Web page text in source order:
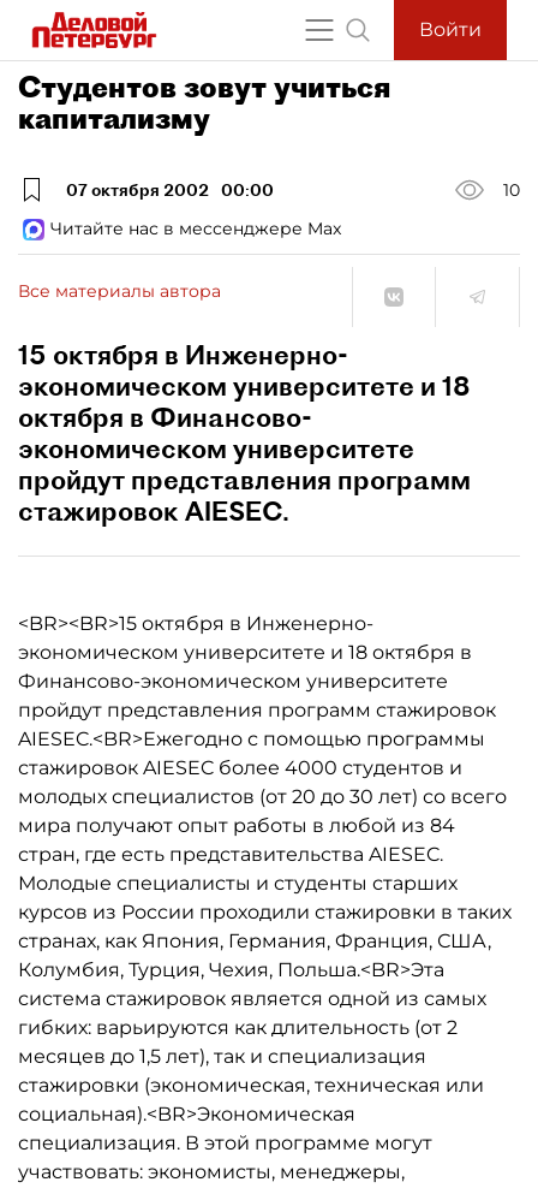
Войти
Студентов зовут учиться
капитализму
07 октября 2002 00:00
10
Читайте нас в мессенджере Max
Все материалы автора
15 октября в Инженерно-
экономическом университете и 18
октября в Финансово-
экономическом университете
пройдут представления программ
стажировок AIESEC.
<BR><BR>15 октября в Инженерно-
экономическом университете и 18 октября в
Финансово-экономическом университете
пройдут представления программ стажировок
AIESEC.<BR>Ежегодно с помощью программы
стажировок AIESEC более 4000 студентов и
молодых специалистов (от 20 до 30 лет) со всего
мира получают опыт работы в любой из 84
стран, где есть представительства AIESEC.
Молодые специалисты и студенты старших
курсов из России проходили стажировки в таких
странах, как Япония, Германия, Франция, США,
Колумбия, Турция, Чехия, Польша.<BR>Эта
система стажировок является одной из самых
гибких: варьируются как длительность (от 2
месяцев до 1,5 лет), так и специализация
стажировки (экономическая, техническая или
социальная).<BR>Экономическая
специализация. В этой программе могут
участвовать: экономисты, менеджеры,